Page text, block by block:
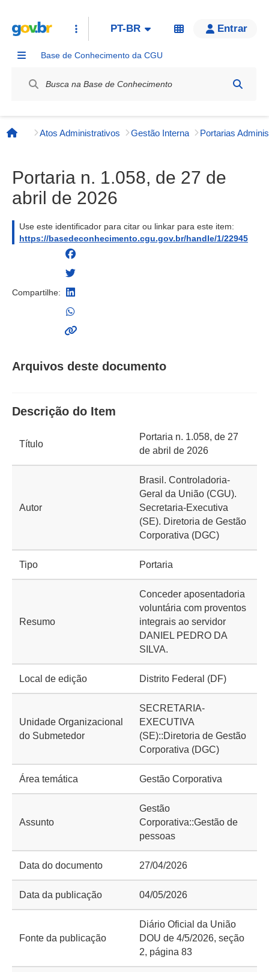
PT-BR Entrar
Base de Conhecimento da CGU
Página inicial
Atos Administrativos Gestão Interna
Portaria n. 1.058, de 27 de
abril de 2026
Use este identificador para citar ou linkar para este item:
https://basedeconhecimento.cgu.gov.br/handle/1/22945
Compartilhe:
Arquivos deste documento
Descrição do Item
Título
Portaria n. 1.058, de 27
de abril de 2026
Autor
Brasil. Controladoria-
Geral da União (CGU).
Secretaria-Executiva
(SE). Diretoria de Gestão
Corporativa (DGC)
Tipo Portaria
Resumo
Conceder aposentadoria
voluntária com proventos
integrais ao servidor
DANIEL PEDRO DA
SILVA.
Local de edição Distrito Federal (DF)
Unidade Organizacional
do Submetedor
SECRETARIA-
EXECUTIVA
(SE)::Diretoria de Gestão
Corporativa (DGC)
Área temática Gestão Corporativa
Assunto
Gestão
Corporativa::Gestão de
pessoas
Data do documento 27/04/2026
Data da publicação 04/05/2026
Fonte da publicação
Diário Oficial da União
DOU de 4/5/2026, seção
2, página 83